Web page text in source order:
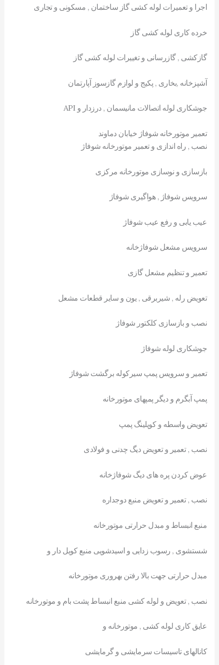
اجرا و تعمیرات لوله کشی گاز ساختمان , مسکونی و تجاری
خرده کاری لوله کشی گاز
گازکشی , گازرسانی و تغییرات لوله کشی گاز
آشپزخانه ,بخاری , پکیج و لوازم گازسوز آپارتمان
جوشکاری لوله اتصالات مانیسمان , درزدار و API
تعمیر موتورخانه شوفاژ خیابان دماوند
نصب , راه اندازی و تعمیر موتورخانه شوفاژ
بازسازی و نوسازی موتورخانه مرکزی
سرویس شوفاژ , هواگیری شوفاژ
عیب یابی و رفع عیب شوفاژ
سرویس مشعل شوفاژخانه
تعمیر و تنظیم مشعل گازی
تعویض رله , شیربرقی , یون و سایر قطعات مشعل
نصب و بازسازی کلکتور شوفاژ
جوشکاری لوله شوفاژ
تعمیر و سرویس پمپ سیرکوله برگشت شوفاژ
پمپ آبگرم و دیگر پمپهای موتورخانه
تعویض واسطه و کوپلینگ پمپ
نصب , تعمیر و تعویض دیگ چدنی و فولادی
عوض کردن پره های دیگ شوفاژخانه
نصب , تعمیر و تعویض منبع دوجداره
منبع انبساط و مبدل حرارتی موتورخانه
شستشوی , رسوب زدایی و اسیدشویی منبع کویل دار و
مبدل حرارتی جهت بالا رفتن بهروری موتورخانه
نصب , تعویض و لوله کشی منبع انبساط پشت بام و موتورخانه
عایق کاری لوله کشی , موتورخانه و
کانالهای تاسیسات سرمایشی و گرمایشی